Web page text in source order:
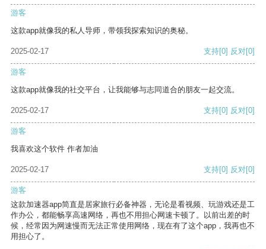
游客
这款app就像我的私人导师，带领我探索知识的奥秘。
2025-02-17 支持[0] 反对[0]
游客
这款app就像我的社交平台，让我能够与志同道合的朋友一起交流。
2025-02-17 支持[0] 反对[0]
游客
我喜欢这个软件 作者加油
2025-02-17 支持[0] 反对[0]
游客
这款加速器app简直是居家旅行必备神器，无论是看视频、玩游戏还是工
作办公，都能畅享高速网络，再也不用担心网速卡顿了。以前出差的时
候，经常因为网速慢而无法正常使用网络，现在有了这个app，我再也不
用担心了。